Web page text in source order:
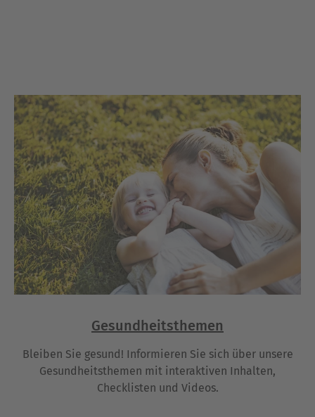
Gesundheitsthemen
Bleiben Sie gesund! Informieren Sie sich über unsere
Gesundheitsthemen mit interaktiven Inhalten,
Checklisten und Videos.